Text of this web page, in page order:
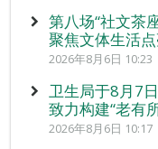
第八场“社文茶
聚焦文体生活
2026年8月6日 10:23
卫生局于8月7
致力构建“老有
2026年8月6日 10:17